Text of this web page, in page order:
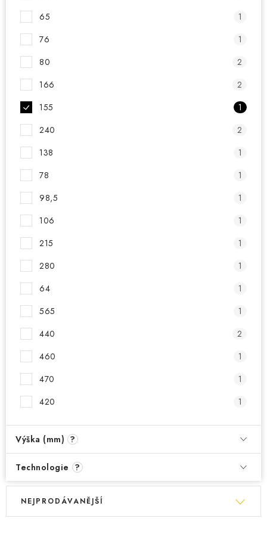
65
1
76
1
80
2
166
2
155
1
240
2
138
1
78
1
98,5
1
106
1
215
1
280
1
64
1
565
1
440
2
460
1
470
1
420
1
Výška (mm) ?
Technologie ?
V
Ř
NEJPRODÁVANĚJŠÍ